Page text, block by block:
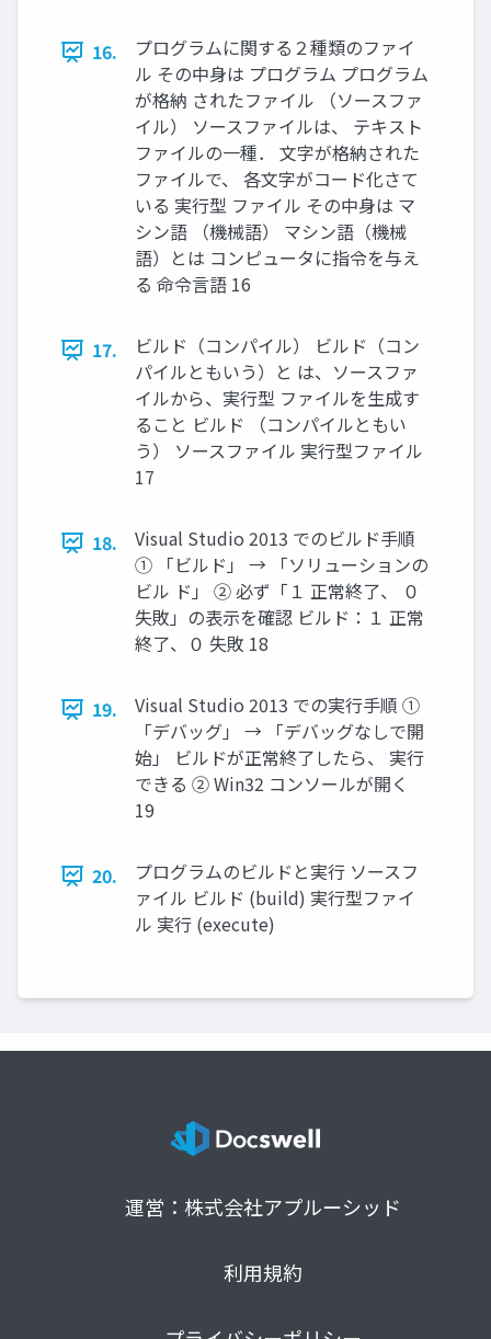
16.
プログラムに関する２種類のファイ
ル その中身は プログラム プログラム
が格納 されたファイル （ソースファ
イル） ソースファイルは、 テキスト
ファイルの一種． 文字が格納された
ファイルで、 各文字がコード化さて
いる 実行型 ファイル その中身は マ
シン語 （機械語） マシン語（機械
語）とは コンピュータに指令を与え
る 命令言語 16
17.
ビルド（コンパイル） ビルド（コン
パイルともいう）と は、ソースファ
イルから、実行型 ファイルを生成す
ること ビルド （コンパイルともい
う） ソースファイル 実行型ファイル
17
18.
Visual Studio 2013 でのビルド手順
① 「ビルド」 → 「ソリューションの
ビル ド」 ② 必ず「１ 正常終了、 ０
失敗」の表示を確認 ビルド：１ 正常
終了、０ 失敗 18
19.
Visual Studio 2013 での実行手順 ①
「デバッグ」 → 「デバッグなしで開
始」 ビルドが正常終了したら、 実行
できる ② Win32 コンソールが開く
19
20.
プログラムのビルドと実行 ソースフ
ァイル ビルド (build) 実行型ファイ
ル 実行 (execute)
運営：株式会社アプルーシッド
利用規約